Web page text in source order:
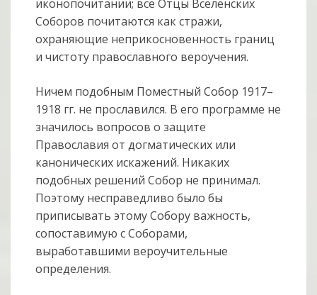
иконопочитании; все Отцы Вселенских
Соборов почитаются как стражи,
охраняющие неприкосновенность границ
и чистоту православного вероучения.
Ничем подобным Поместный Собор 1917–
1918 гг. не прославился. В его программе не
значилось вопросов о защите
Православия от догматических или
канонических искажений. Никаких
подобных решений Собор не принимал.
Поэтому несправедливо было бы
приписывать этому Собору важность,
сопоставимую с Соборами,
выработавшими вероучительные
определения.